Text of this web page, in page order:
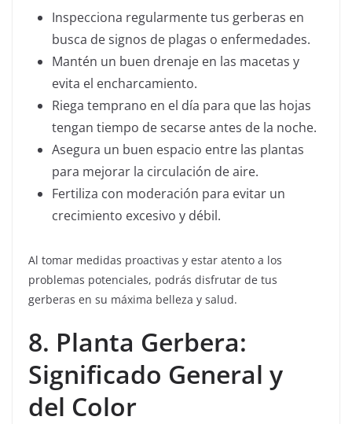
Inspecciona regularmente tus gerberas en
busca de signos de plagas o enfermedades.
Mantén un buen drenaje en las macetas y
evita el encharcamiento.
Riega temprano en el día para que las hojas
tengan tiempo de secarse antes de la noche.
Asegura un buen espacio entre las plantas
para mejorar la circulación de aire.
Fertiliza con moderación para evitar un
crecimiento excesivo y débil.
Al tomar medidas proactivas y estar atento a los
problemas potenciales, podrás disfrutar de tus
gerberas en su máxima belleza y salud.
8. Planta Gerbera:
Significado General y
del Color